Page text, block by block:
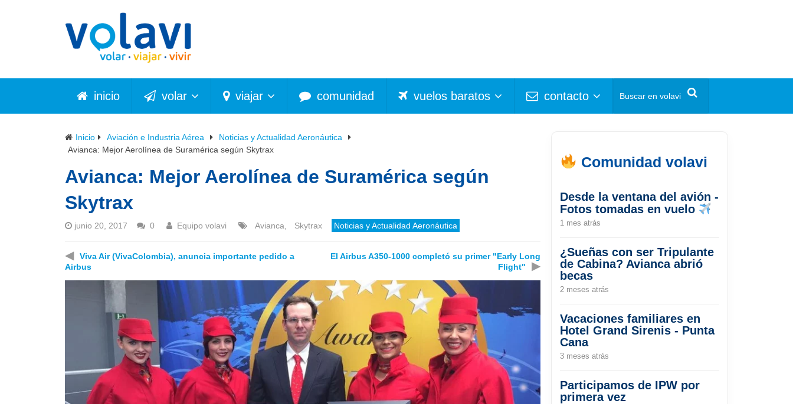
inicio volar viajar comunidad vuelos baratos contacto
Inicio Aviación e Industria Aérea
Noticias y Actualidad Aeronáutica
Avianca: Mejor Aerolínea de Suramérica según Skytrax
Avianca: Mejor Aerolínea de Suramérica según
Skytrax
junio 20, 2017 0 Equipo volavi Avianca Skytrax Noticias y Actualidad Aeronáutica
◀
Viva Air (VivaColombia), anuncia importante pedido a
Airbus
El Airbus A350-1000 completó su primer "Early Long
Flight"
▶
Comunidad volavi
Desde la ventana del avión -
Fotos tomadas en vuelo
1 mes atrás
¿Sueñas con ser Tripulante
de Cabina? Avianca abrió
becas
2 meses atrás
Vacaciones familiares en
Hotel Grand Sirenis - Punta
Cana
3 meses atrás
Participamos de IPW por
primera vez